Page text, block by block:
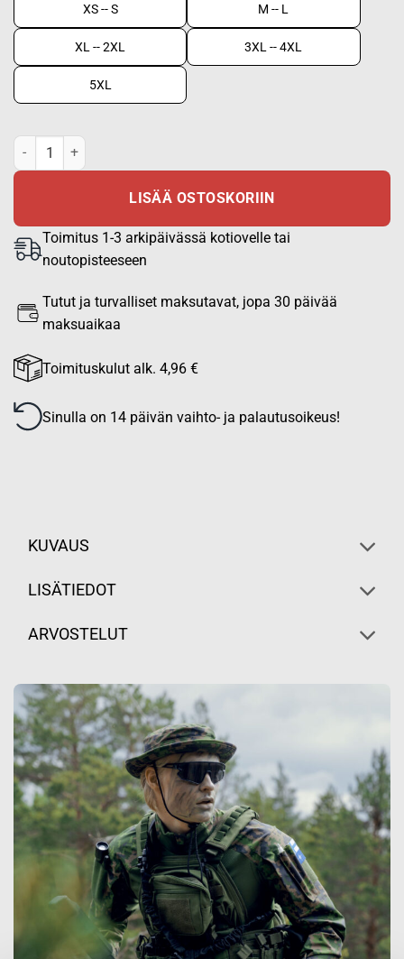
XS -- S M -- L
XL -- 2XL 3XL -- 4XL
5XL
Huomioliivi/Varusteliivi EN 20471 Keltainen määrä
LISÄÄ OSTOSKORIIN
Toimitus 1-3 arkipäivässä kotiovelle tai
noutopisteeseen
Tutut ja turvalliset maksutavat, jopa 30 päivää
maksuaikaa
Toimituskulut alk. 4,96 €
Sinulla on 14 päivän vaihto- ja palautusoikeus!
KUVAUS
LISÄTIEDOT
ARVOSTELUT